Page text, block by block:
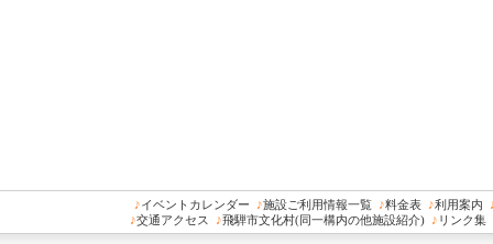
♪イベントカレンダー ♪施設ご利用情報一覧 ♪料金表 ♪利用案内
♪交通アクセス ♪飛騨市文化村(同一構内の他施設紹介) ♪ リンク集